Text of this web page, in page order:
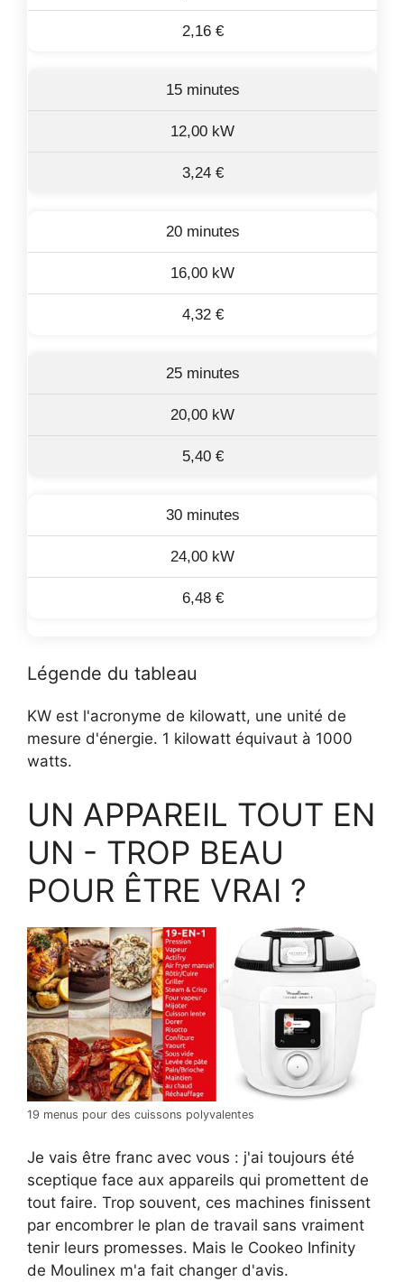
2,16 €
15 minutes
12,00 kW
3,24 €
20 minutes
16,00 kW
4,32 €
25 minutes
20,00 kW
5,40 €
30 minutes
24,00 kW
6,48 €
Légende du tableau
KW est l'acronyme de kilowatt, une unité de
mesure d'énergie. 1 kilowatt équivaut à 1000
watts.
UN APPAREIL TOUT EN
UN - TROP BEAU
POUR ÊTRE VRAI ?
19 menus pour des cuissons polyvalentes
Je vais être franc avec vous : j'ai toujours été
sceptique face aux appareils qui promettent de
tout faire. Trop souvent, ces machines finissent
par encombrer le plan de travail sans vraiment
tenir leurs promesses. Mais le Cookeo Infinity
de Moulinex m'a fait changer d'avis.